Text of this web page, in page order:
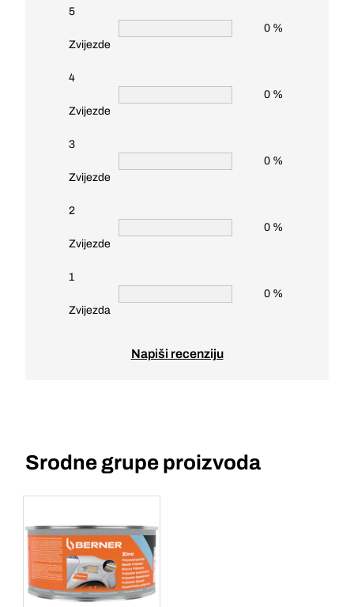
5
Zvijezde
0 %
4
Zvijezde
0 %
3
Zvijezde
0 %
2
Zvijezde
0 %
1
Zvijezda
0 %
Napiši recenziju
Srodne grupe proizvoda